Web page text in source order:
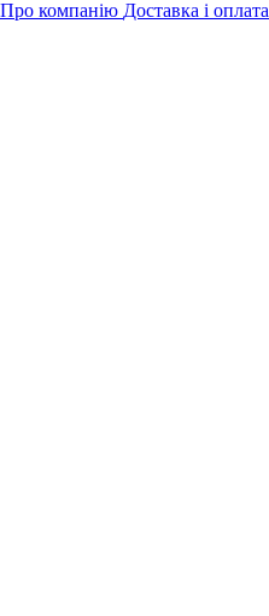
Про компанію Доставка і оплата